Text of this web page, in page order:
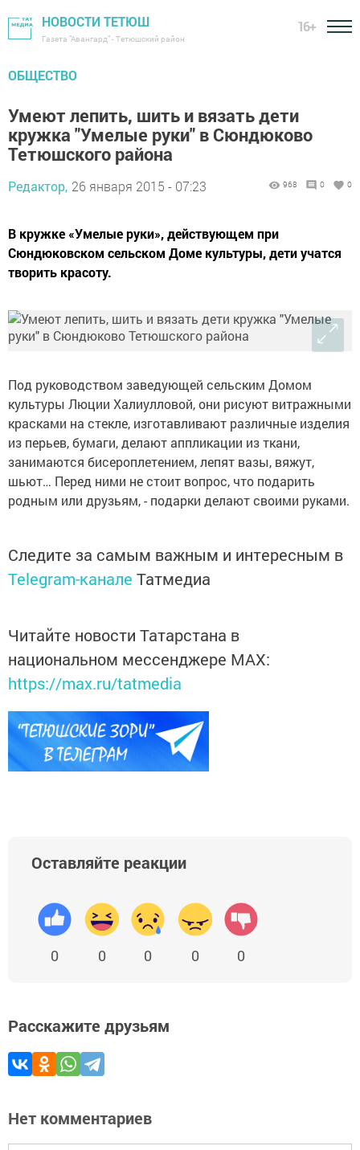
НОВОСТИ ТЕТЮШ
Газета "Авангард" - Тетюшский район
16+
ОБЩЕСТВО
Умеют лепить, шить и вязать дети
кружка "Умелые руки" в Сюндюково
Тетюшского района
Редактор, 26 января 2015 - 07:23 968 0 0
В кружке «Умелые руки», действующем при
Сюндюковском сельском Доме культуры, дети учатся
творить красоту.
Под руководством заведующей сельским Домом
культуры Люции Халиулловой, они рисуют витражными
красками на стекле, изготавливают различные изделия
из перьев, бумаги, делают аппликации из ткани,
занимаются бисероплетением, лепят вазы, вяжут,
шьют… Перед ними не стоит вопрос, что подарить
родным или друзьям, - подарки делают своими руками.
Следите за самым важным и интересным в
Telegram-канале Татмедиа
Читайте новости Татарстана в
национальном мессенджере MАХ:
https://max.ru/tatmedia
Оставляйте реакции
0 0 0 0 0
Расскажите друзьям
Нет комментариев